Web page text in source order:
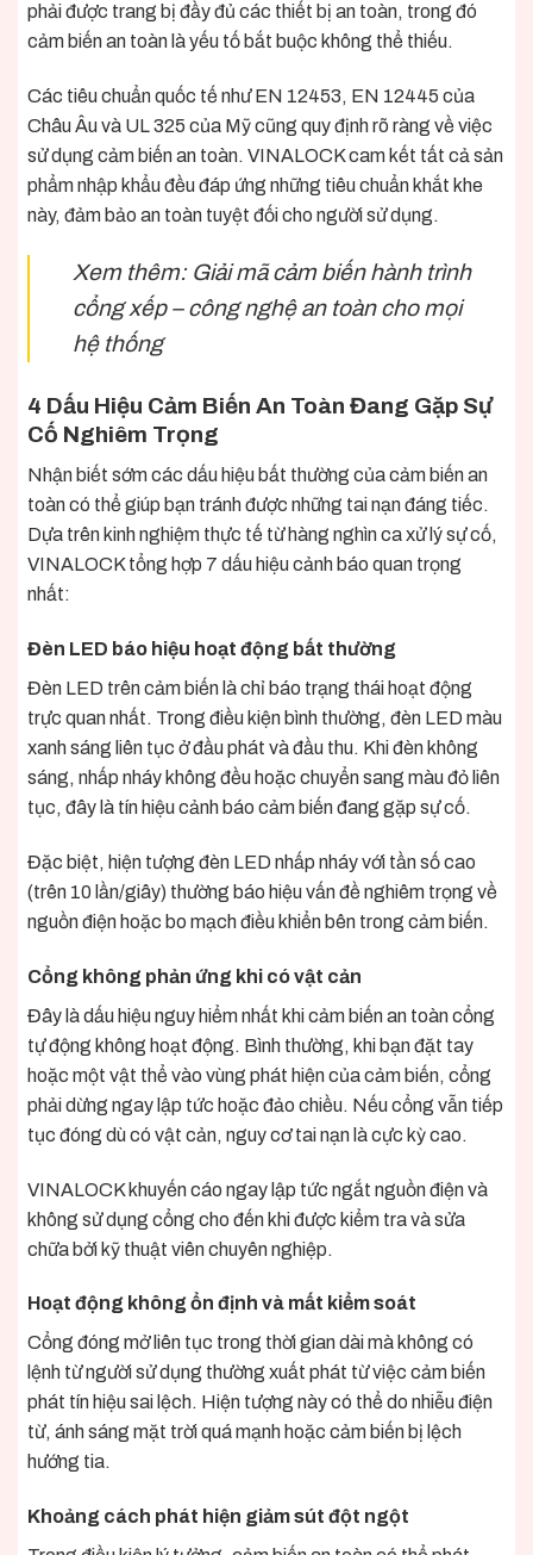
phải được trang bị đầy đủ các thiết bị an toàn, trong đó
cảm biến an toàn là yếu tố bắt buộc không thể thiếu.
Các tiêu chuẩn quốc tế như EN 12453, EN 12445 của
Châu Âu và UL 325 của Mỹ cũng quy định rõ ràng về việc
sử dụng cảm biến an toàn. VINALOCK cam kết tất cả sản
phẩm nhập khẩu đều đáp ứng những tiêu chuẩn khắt khe
này, đảm bảo an toàn tuyệt đối cho người sử dụng.
Xem thêm: Giải mã cảm biến hành trình
cổng xếp – công nghệ an toàn cho mọi
hệ thống
4 Dấu Hiệu Cảm Biến An Toàn Đang Gặp Sự
Cố Nghiêm Trọng
Nhận biết sớm các dấu hiệu bất thường của cảm biến an
toàn có thể giúp bạn tránh được những tai nạn đáng tiếc.
Dựa trên kinh nghiệm thực tế từ hàng nghìn ca xử lý sự cố,
VINALOCK tổng hợp 7 dấu hiệu cảnh báo quan trọng
nhất:
Đèn LED báo hiệu hoạt động bất thường
Đèn LED trên cảm biến là chỉ báo trạng thái hoạt động
trực quan nhất. Trong điều kiện bình thường, đèn LED màu
xanh sáng liên tục ở đầu phát và đầu thu. Khi đèn không
sáng, nhấp nháy không đều hoặc chuyển sang màu đỏ liên
tục, đây là tín hiệu cảnh báo cảm biến đang gặp sự cố.
Đặc biệt, hiện tượng đèn LED nhấp nháy với tần số cao
(trên 10 lần/giây) thường báo hiệu vấn đề nghiêm trọng về
nguồn điện hoặc bo mạch điều khiển bên trong cảm biến.
Cổng không phản ứng khi có vật cản
Đây là dấu hiệu nguy hiểm nhất khi cảm biến an toàn cổng
tự động không hoạt động. Bình thường, khi bạn đặt tay
hoặc một vật thể vào vùng phát hiện của cảm biến, cổng
phải dừng ngay lập tức hoặc đảo chiều. Nếu cổng vẫn tiếp
tục đóng dù có vật cản, nguy cơ tai nạn là cực kỳ cao.
VINALOCK khuyến cáo ngay lập tức ngắt nguồn điện và
không sử dụng cổng cho đến khi được kiểm tra và sửa
chữa bởi kỹ thuật viên chuyên nghiệp.
Hoạt động không ổn định và mất kiểm soát
Cổng đóng mở liên tục trong thời gian dài mà không có
lệnh từ người sử dụng thường xuất phát từ việc cảm biến
phát tín hiệu sai lệch. Hiện tượng này có thể do nhiễu điện
từ, ánh sáng mặt trời quá mạnh hoặc cảm biến bị lệch
hướng tia.
Khoảng cách phát hiện giảm sút đột ngột